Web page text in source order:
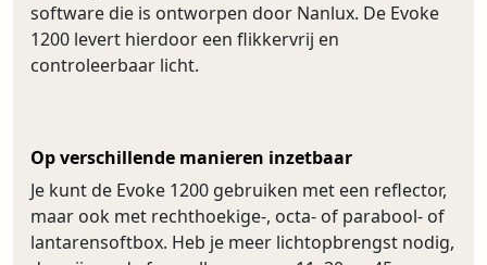
software die is ontworpen door Nanlux. De Evoke
1200 levert hierdoor een flikkervrij en
controleerbaar licht.
Op verschillende manieren inzetbaar
Je kunt de Evoke 1200 gebruiken met een reflector,
maar ook met rechthoekige-, octa- of parabool- of
lantarensoftbox. Heb je meer lichtopbrengst nodig,